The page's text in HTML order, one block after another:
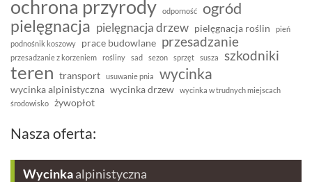
ochrona przyrody odporność ogród
pielęgnacja pielęgnacja drzew pielęgnacja roślin
pień
podnośnik koszowy
prace budowlane przesadzanie
przesadzanie z korzeniem rośliny sad sezon sprzęt susza szkodniki
teren transport usuwanie pnia wycinka
wycinka alpinistyczna wycinka drzew
wycinka w trudnych miejscach
środowisko
żywopłot
Nasza oferta:
Wycinkaalpinistyczna